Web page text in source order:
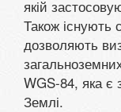
якій
Також існують
дозволяють
WGS-84, яка є
Землі.